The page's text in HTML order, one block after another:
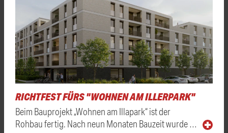
RICHTFEST FÜRS "WOHNEN AM ILLERPARK"
Beim Bauprojekt „Wohnen am Illapark“ ist der
Rohbau fertig. Nach neun Monaten Bauzeit wurde …